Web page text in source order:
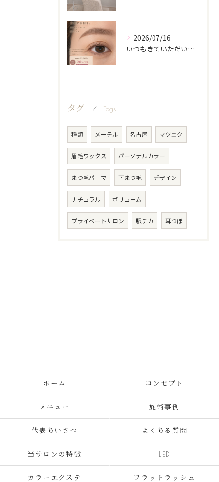
2026/07/16
いつもきていただいてるお客様♡
タグ Tags
種類 メーテル 名古屋 マツエク
眉毛ワックス パーソナルカラー
まつ毛パーマ 下まつ毛 デザイン
ナチュラル ボリューム
プライベートサロン 駅チカ 耳つぼ
ホーム コンセプト
メニュー 施術事例
代表あいさつ よくある質問
当サロンの特徴 LED
カラーエクステ フラットラッシュ